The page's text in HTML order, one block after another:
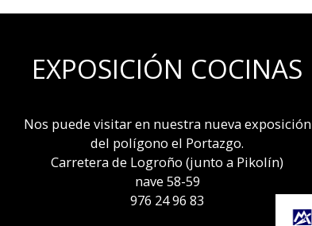
EXPOSICIÓN COCINAS
Nos puede visitar en nuestra nueva exposición
del polígono el Portazgo.
Carretera de Logroño (junto a Pikolín)
nave 58-59
976 24 96 83